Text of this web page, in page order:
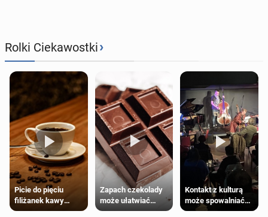
Rolki Ciekawostki›
Picie do pięciu
filiżanek kawy
dziennie jest
Zapach czekolady
może ułatwiać
trening siłowy
Kontakt z kulturą
może spowalniać
starzenie